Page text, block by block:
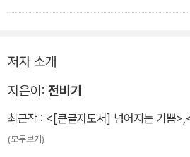
어 나갈 줄을 모른다. 꺼내어 봤자, 더
저자 소개
지은이: 전비기
최근작 : <[큰글자도서] 넘어지는 기쁨>,
(모두보기)